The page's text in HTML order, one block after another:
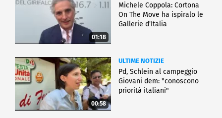
01:18
Michele Coppola: Cortona
On The Move ha ispiralo le
Gallerie d'Italia
00:58
ULTIME NOTIZIE
Pd, Schlein al campeggio
Giovani dem: "conoscono
priorità italiani"